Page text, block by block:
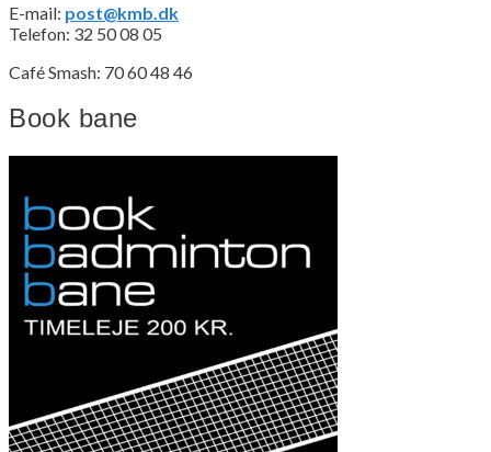
E-mail: post@kmb.dk
Telefon: 32 50 08 05
Café Smash: 70 60 48 46
Book bane